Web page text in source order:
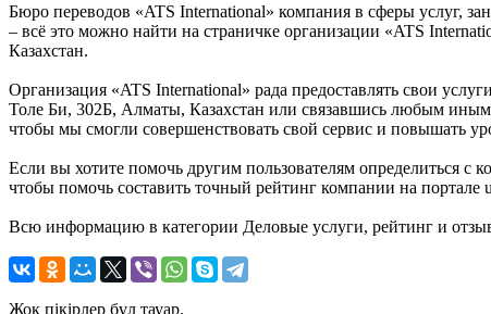
Бюро переводов «ATS International» компания в сферы услуг,
– всё это можно найти на страничке организации «ATS
Казахстан.
Организация «ATS International» рада предоставлять свои
Толе Би, 302Б, Алматы, Казахстан или связавшись любым
чтобы мы смогли совершенствовать свой сервис и повышать
Если вы хотите помочь другим пользователям определиться с
чтобы помочь составить точный рейтинг компании на портале
Всю информацию в категории Деловые услуги, рейтинг и
Жоқ пікірлер бұл тауар.